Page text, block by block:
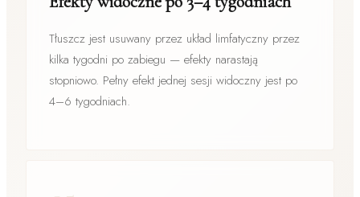
Tłuszcz jest usuwany przez układ limfatyczny przez
kilka tygodni po zabiegu — efekty narastają
stopniowo. Pełny efekt jednej sesji widoczny jest po
4–6 tygodniach.